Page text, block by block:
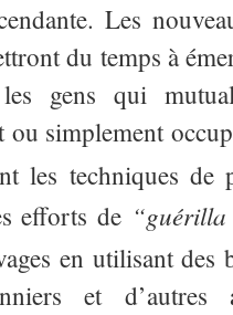
Les
du temps à
gens qui
simplement
les techniques de
efforts de
en utilisant des
et d’autres